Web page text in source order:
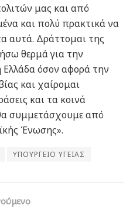
μας και από
και πολύ πρακτικά να
αυτά. Δράττομαι της
θερμά για την
όσον αφορά την
και χαίρομαι
και τα κοινά
συμμετάσχουμε από
Ένωσης».
ΥΠΟΥΡΓΕΙΟ ΥΓΕΙΑΣ